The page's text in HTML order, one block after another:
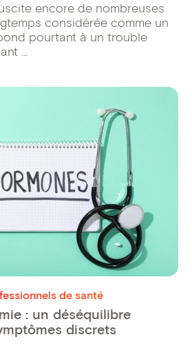
encore de nombreuses
considérée comme un
pourtant à un trouble
...
de santé
: un déséquilibre
discrets